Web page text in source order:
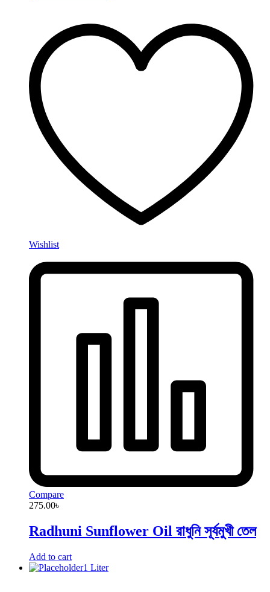
Wishlist
Compare
275.00৳
Radhuni Sunflower Oil রাধুনি সূর্যমুখী তেল
Add to cart
1 Liter